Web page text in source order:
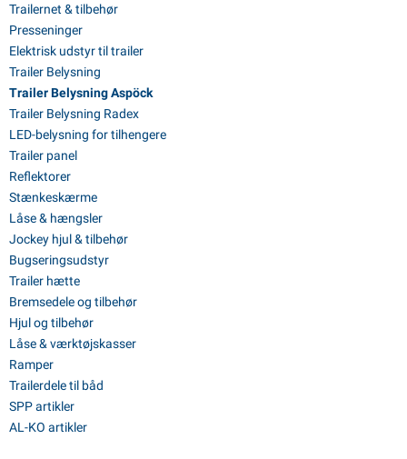
Trailernet & tilbehør
Presseninger
Elektrisk udstyr til trailer
Trailer Belysning
Trailer Belysning Aspöck
Trailer Belysning Radex
LED-belysning for tilhengere
Trailer panel
Reflektorer
Stænkeskærme
Låse & hængsler
Jockey hjul & tilbehør
Bugseringsudstyr
Trailer hætte
Bremsedele og tilbehør
Hjul og tilbehør
Låse & værktøjskasser
Ramper
Trailerdele til båd
SPP artikler
AL-KO artikler